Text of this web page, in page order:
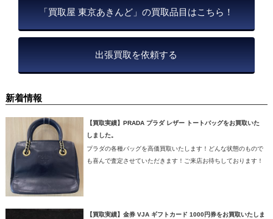
「買取屋 東京あきんど」の買取品目はこちら！
出張買取を依頼する
新着情報
【買取実績】PRADA プラダ レザー トートバッグをお買取いた
しました。
プラダの各種バッグを高価買取いたします！どんな状態のもので
も喜んで査定させていただきます！ご来店お待ちしております！
【買取実績】金券 VJA ギフトカード 1000円券をお買取いたしま